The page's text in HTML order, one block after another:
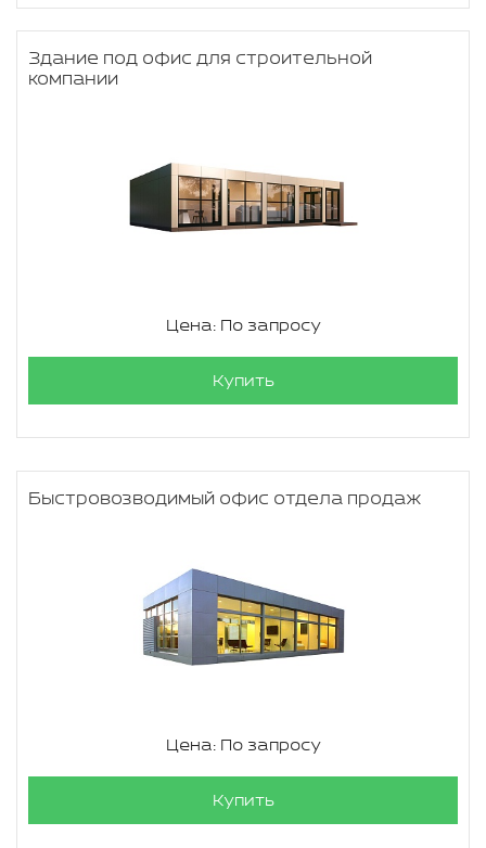
Здание под офис для строительной
компании
Цена: По запросу
Купить
Быстровозводимый офис отдела продаж
Цена: По запросу
Купить